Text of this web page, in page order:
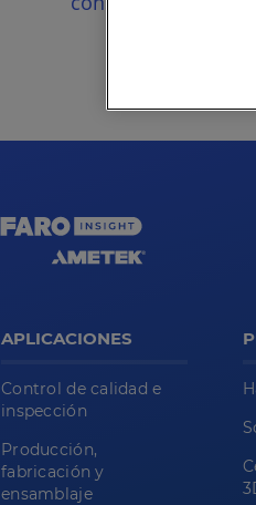
APLICACIONES
Control de calidad e
inspección
Producción,
fabricación y
ensamblaje